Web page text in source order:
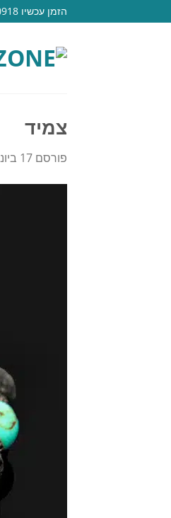
to
הזמן עכשיו 055-663-0918 MENZONE
צמיד
פורסם 17 ביוני 2026